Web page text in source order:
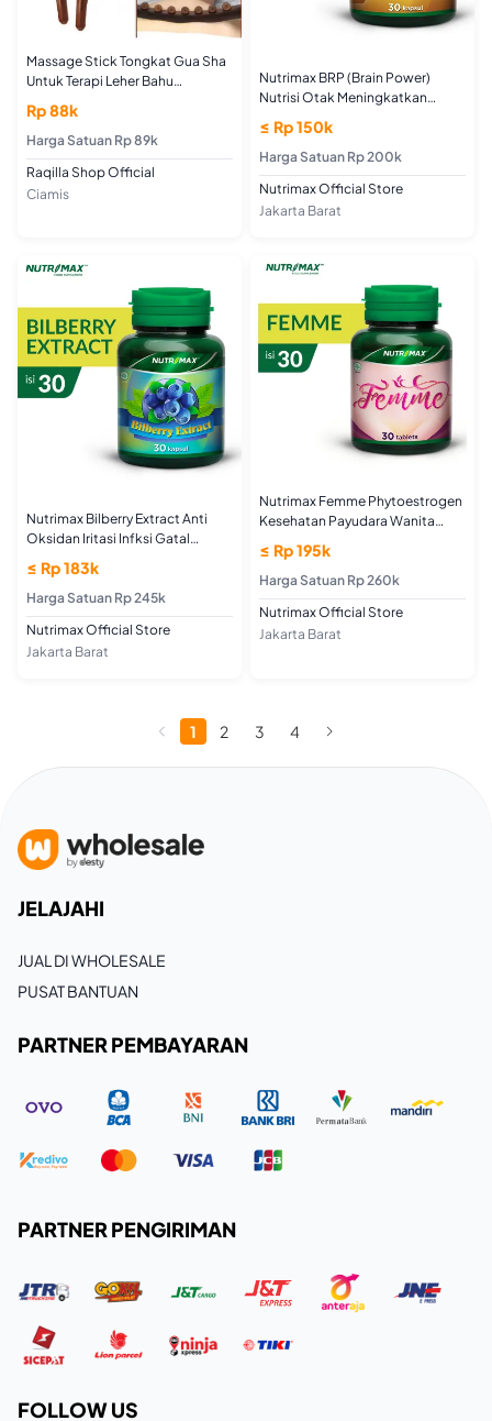
Massage Stick Tongkat Gua Sha
Untuk Terapi Leher Bahu
Punggung (SINGLE)
Rp 88k
Harga Satuan Rp 89k
Raqilla Shop Official
Ciamis
Nutrimax BRP (Brain Power)
Nutrisi Otak Meningkatkan
Konsentrasi dan Daya Ingat
≤ Rp 150k
Harga Satuan Rp 200k
Nutrimax Official Store
Jakarta Barat
Nutrimax Bilberry Extract Anti
Oksidan Iritasi Infksi Gatal
Mata
≤ Rp 183k
Harga Satuan Rp 245k
Nutrimax Official Store
Jakarta Barat
Nutrimax Femme Phytoestrogen
Kesehatan Payudara Wanita
Keseimbangan Hormon
Menormalkan Siklus Menstruasi
≤ Rp 195k
Harga Satuan Rp 260k
Nutrimax Official Store
Jakarta Barat
1 2 3 4
JELAJAHI
JUAL DI WHOLESALE
PUSAT BANTUAN
PARTNER PEMBAYARAN
PARTNER PENGIRIMAN
FOLLOW US